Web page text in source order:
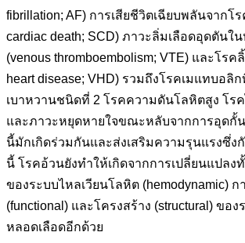
fibrillation; AF) การเสียชีวิตเฉียบพลันจากโ
cardiac death; SCD) ภาวะลิ่มเลือดอุดตันใ
(venous thromboembolism; VTE) และโรค
heart disease; VHD) รวมถึงโรคเมแทบอลิ
เบาหวานชนิดที่ 2 โรคความดันโลหิตสูง โร
และภาวะหยุดหายใจขณะหลับจากการอุดกั้น
นี้มักเกิดร่วมกันและส่งเสริมความรุนแรงซึ่ง
นี้ โรคอ้วนยังทำให้เกิดจากการเปลี่ยนแปลง
ของระบบไหลเวียนโลหิต (hemodynamic) ก
(functional) และโครงสร้าง (structural) ของ
หลอดเลือดอีกด้วย